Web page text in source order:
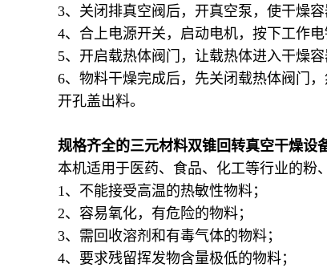
3、关闭排真空阀后，开真空泵，使干燥容
4、合上电源开关，启动电机，按下工作电
5、开启载热体阀门，让载热体进入干燥
6、物料干燥完成后，先关闭载热体阀门
开孔盖出料。
规格齐全的三元材料双锥回转真空干燥设
本机适用于医药、食品、化工等行业的粉
1、不能接受高温的热敏性物料；
2、容易氧化，有危险的物料；
3、需回收溶剂和有毒气体的物料；
4、要求残留挥发物含量极低的物料；